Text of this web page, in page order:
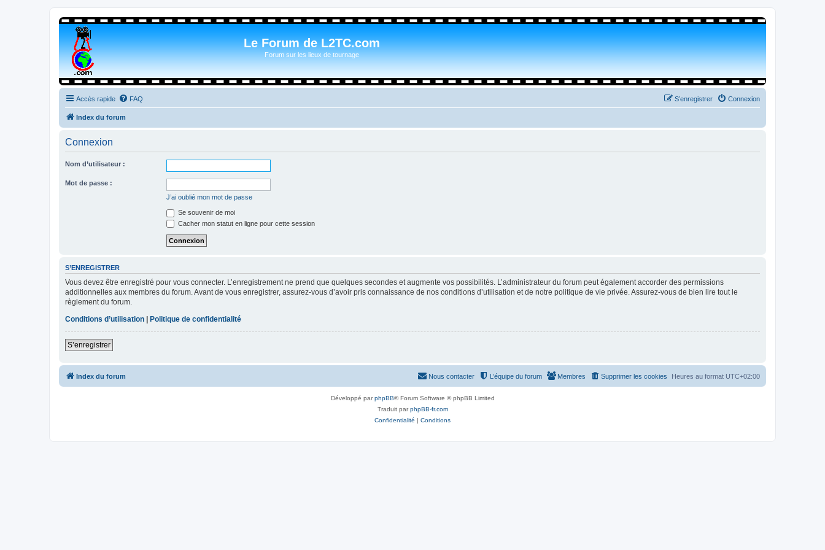
Le Forum de L2TC.com
Forum sur les lieux de tournage
Accès rapide FAQ Connexion
S’enregistrer
Index du forum
Connexion
Nom d’utilisateur :
Mot de passe :
J’ai oublié mon mot de passe
Se souvenir de moi
Cacher mon statut en ligne pour cette session
S’ENREGISTRER
Vous devez être enregistré pour vous connecter. L’enregistrement ne prend que quelques secondes et augmente vos possibilités. L’administrateur du forum peut également accorder des permissions
additionnelles aux membres du forum. Avant de vous enregistrer, assurez-vous d’avoir pris connaissance de nos conditions d’utilisation et de notre politique de vie privée. Assurez-vous de bien lire tout le
règlement du forum.
Conditions d’utilisation | Politique de confidentialité
S’enregistrer
Index du forum Heures au format UTC+02:00
Supprimer les cookies
Membres
L’équipe du forum
Nous contacter
Développé parphpBB® Forum Software © phpBB Limited
Traduit parphpBB-fr.com
Confidentialité | Conditions